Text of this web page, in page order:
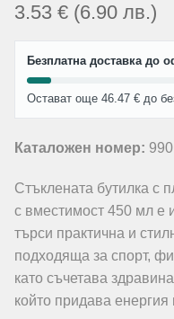
3.53 € (6.90 лв.)
Безплатна доставка до
Остават още 46.47 € до
Каталожен номер:
Стъклената бутилка с
с вместимост 450 мл е
търси практична и
подходяща за спорт,
като съчетава
който придава енергия